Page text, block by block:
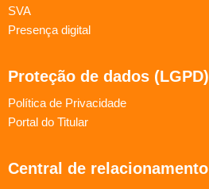
SVA
Presença digital
Proteção de dados (LGPD)
Política de Privacidade
Portal do Titular
Central de relacionamento